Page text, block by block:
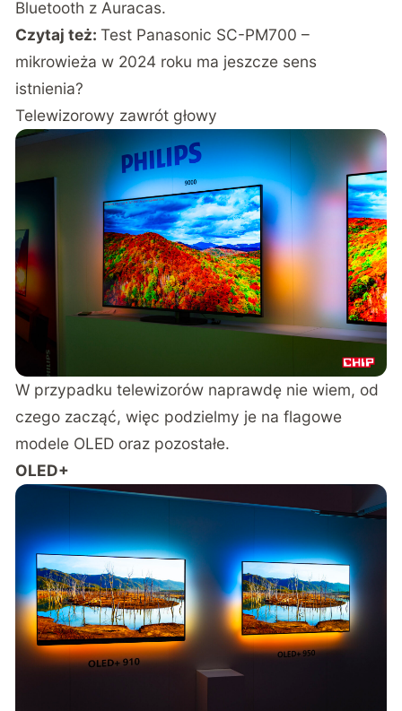
Bluetooth z Auracas.
Czytaj też:Test Panasonic SC-PM700 –
mikrowieża w 2024 roku ma jeszcze sens
istnienia?
Telewizorowy zawrót głowy
W przypadku telewizorów naprawdę nie wiem, od
czego zacząć, więc podzielmy je na flagowe
modele OLED oraz pozostałe.
OLED+